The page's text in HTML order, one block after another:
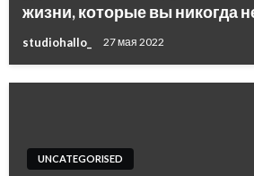
жизни, которые вы никогда
studiohallo_ 27 мая 2022
UNCATEGORISED